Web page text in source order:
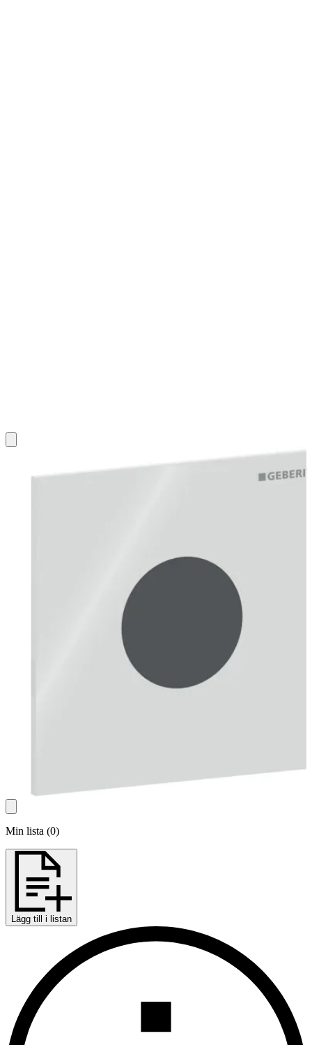
Min lista (0)
Lägg till i listan